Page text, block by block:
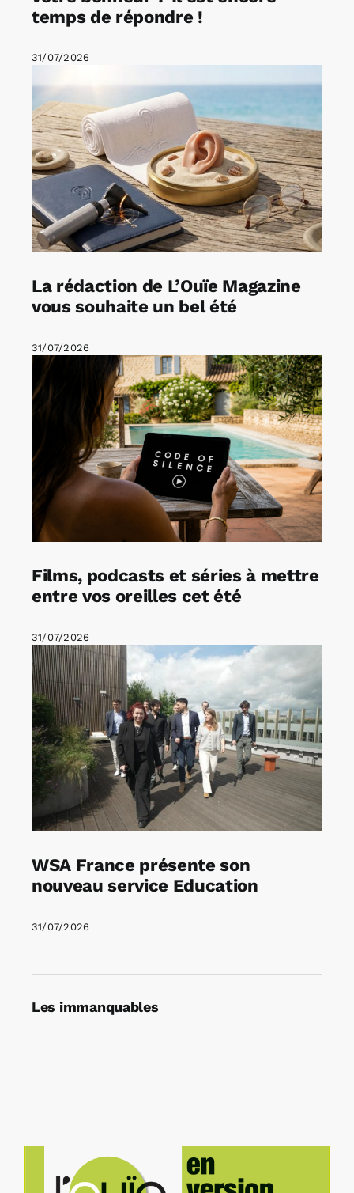
temps de répondre !
31/07/2026
La rédaction de L’Ouïe Magazine
vous souhaite un bel été
31/07/2026
Films, podcasts et séries à mettre
entre vos oreilles cet été
31/07/2026
WSA France présente son
nouveau service Education
31/07/2026
Les immanquables